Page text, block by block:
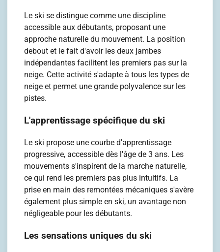
Le ski se distingue comme une discipline
accessible aux débutants, proposant une
approche naturelle du mouvement. La position
debout et le fait d'avoir les deux jambes
indépendantes facilitent les premiers pas sur la
neige. Cette activité s'adapte à tous les types de
neige et permet une grande polyvalence sur les
pistes.
L'apprentissage spécifique du ski
Le ski propose une courbe d'apprentissage
progressive, accessible dès l'âge de 3 ans. Les
mouvements s'inspirent de la marche naturelle,
ce qui rend les premiers pas plus intuitifs. La
prise en main des remontées mécaniques s'avère
également plus simple en ski, un avantage non
négligeable pour les débutants.
Les sensations uniques du ski